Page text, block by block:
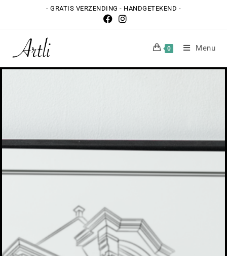
- GRATIS VERZENDING - HANDGETEKEND -
0 Menu